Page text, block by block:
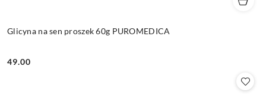
Glicyna na sen proszek 60g PUROMEDICA
Cena:
49.00